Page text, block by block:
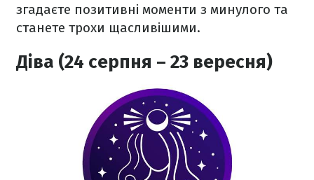
згадаєте позитивні моменти з минулого та
станете трохи щасливішими.
Діва (24 серпня – 23 вересня)